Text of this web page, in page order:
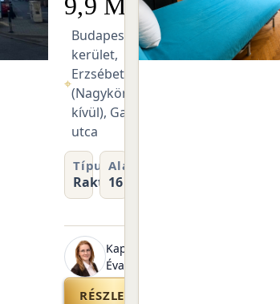
⌖
Budapest VII.
kerület,
Erzsébetváros
(Nagykörúton
kívül), Garay
utca
Típus
Raktár
Alapterület
16 m²
Kaplonyi
Éva
RÉSZLETEK